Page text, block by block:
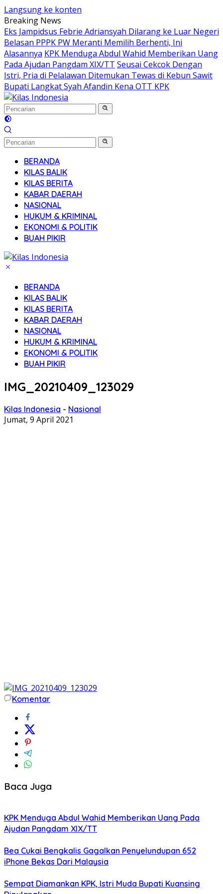
Langsung ke konten
Breaking News
Eks Jampidsus Febrie Adriansyah Dilarang ke Luar Negeri
Belasan PPPK PW Meranti Memilih Berhenti, Ini
Alasannya KPK Menduga Abdul Wahid Memberikan Uang
Pada Ajudan Pangdam XIX/TT Seusai Cekcok Dengan
Istri, Pria di Pelalawan Ditemukan Tewas di Kebun Sawit
Bupati Langkat Syah Afandin Kena OTT KPK
BERANDA
KILAS BALIK
KILAS BERITA
KABAR DAERAH
NASIONAL
HUKUM & KRIMINAL
EKONOMI & POLITIK
BUAH PIKIR
BERANDA
KILAS BALIK
KILAS BERITA
KABAR DAERAH
NASIONAL
HUKUM & KRIMINAL
EKONOMI & POLITIK
BUAH PIKIR
IMG_20210409_123029
Kilas Indonesia - Nasional
Jumat, 9 April 2021
Komentar
Baca Juga
KPK Menduga Abdul Wahid Memberikan Uang Pada
Ajudan Pangdam XIX/TT
Bea Cukai Bengkalis Gagalkan Penyelundupan 652
iPhone Bekas Dari Malaysia
Sempat Diamankan KPK, Istri Muda Bupati Kuansing